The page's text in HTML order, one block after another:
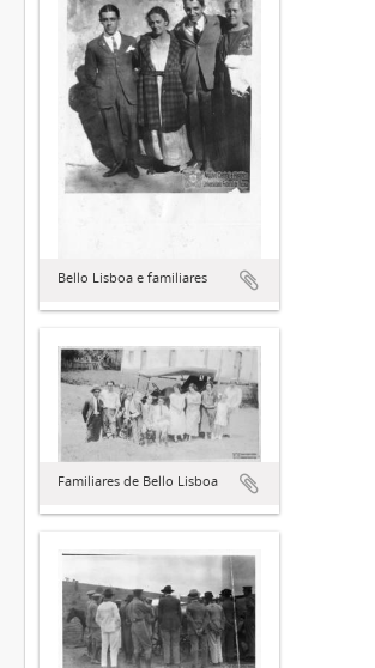
Bello Lisboa e familiares
Familiares de Bello Lisboa